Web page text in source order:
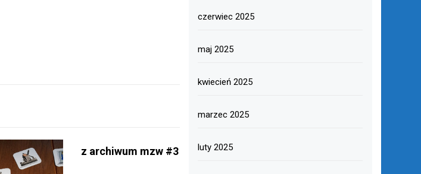
z archiwum mzw #3
czerwiec 2025
maj 2025
kwiecień 2025
marzec 2025
luty 2025